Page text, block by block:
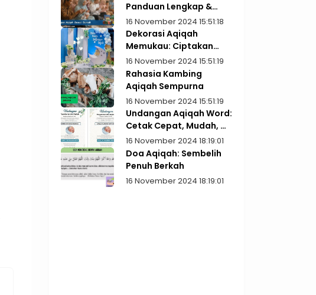
Panduan Lengkap &
Praktis
16 November 2024 15:51:18
Dekorasi Aqiqah
Memukau: Ciptakan
Kenangan Indah
16 November 2024 15:51:19
Rahasia Kambing
Aqiqah Sempurna
16 November 2024 15:51:19
Undangan Aqiqah Word:
Cetak Cepat, Mudah, &
Gratis!
16 November 2024 18:19:01
Doa Aqiqah: Sembelih
Penuh Berkah
16 November 2024 18:19:01